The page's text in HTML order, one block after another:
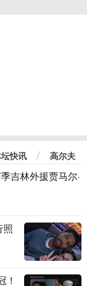
快讯 高尔夫
吉林外援贾马尔·
照
！